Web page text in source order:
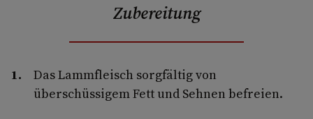
Zubereitung
Das Lammfleisch sorgfältig von
überschüssigem Fett und Sehnen befreien.